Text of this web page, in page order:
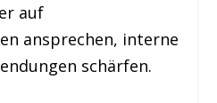
auf
ansprechen, interne
schärfen.